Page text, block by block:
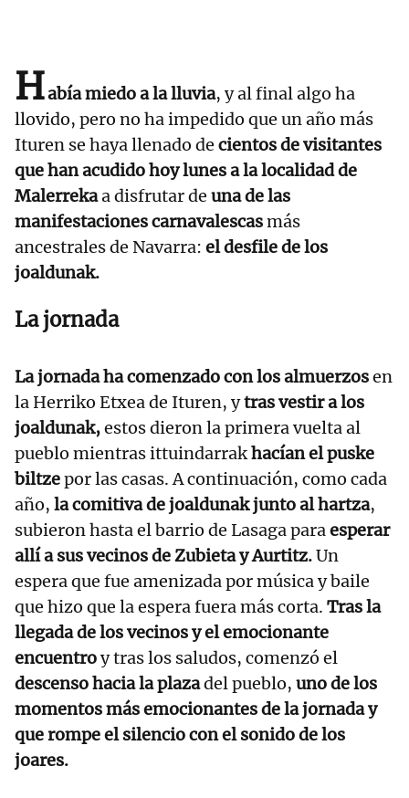
Había miedo a la lluvia, y al final algo ha
llovido, pero no ha impedido que un año más
Ituren se haya llenado de cientos de visitantes
que han acudido hoy lunes a la localidad de
Malerrekaa disfrutar de una de las
manifestaciones carnavalescasmás
ancestrales de Navarra: el desfile de los
joaldunak.
La jornada
La jornada ha comenzado con los almuerzosen
la Herriko Etxea de Ituren, ytras vestir a los
joaldunak,estos dieron la primera vuelta al
pueblo mientras ittuindarrakhacían el puske
biltzepor las casas. A continuación, como cada
año, la comitiva de joaldunak junto al hartza,
subieron hasta el barrio de Lasaga paraesperar
allí a sus vecinos de Zubieta y Aurtitz.Un
espera que fue amenizada por música y baile
que hizo que la espera fuera más corta. Tras la
llegada de los vecinos y el emocionante
encuentroy tras los saludos, comenzó el
descenso hacia la plazadel pueblo, uno de los
momentos más emocionantes de la jornada y
que rompe el silencio con el sonido de los
joares.